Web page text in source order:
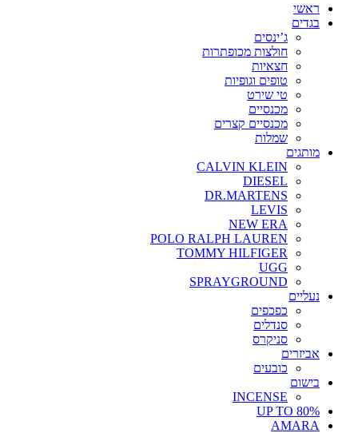
ראשי
בגדים
ג’ינסים
חולצות מכופתרות
חצאיות
טופים וגופיות
טי שירט
מכנסיים
מכנסיים קצרים
שמלות
מותגים
CALVIN KLEIN
DIESEL
DR.MARTENS
LEVIS
NEW ERA
POLO RALPH LAUREN
TOMMY HILFIGER
UGG
SPRAYGROUND
נעליים
כפכפים
סנדלים
סניקרס
אביזרים
כובעים
בישום
INCENSE
UP TO 80%
AMARA